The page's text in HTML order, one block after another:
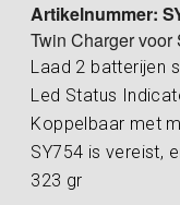
Artikelnummer:
Twin Charger
Laad 2 batterijen
Led Status
Koppelbaar met
SY754 is vereist,
323 gr